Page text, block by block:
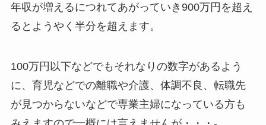
年収が増えるにつれてあがっていき900万円を超え
るとようやく半分を超えます。
100万円以下などでもそれなりの数字があるよう
に、育児などでの離職や介護、体調不良、転職先
が見つからないなどで専業主婦になっている方も